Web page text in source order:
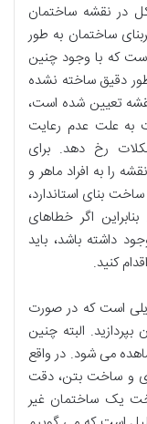
در نقشه ساختمان
ساختمان به طور
که با وجود چنین
دقیق ساخته نشده
تعیین شده است،
به علت عدم رعایت
رخ دهد. برای
را به افراد ماهر و
بنای استاندارد،
اگر خطاهای
داشته باشد، باید
کنید.
است که در صورت
البته چنین
می شود. در واقع
و ساخت بتن، دقت
یک ساختمان غیر